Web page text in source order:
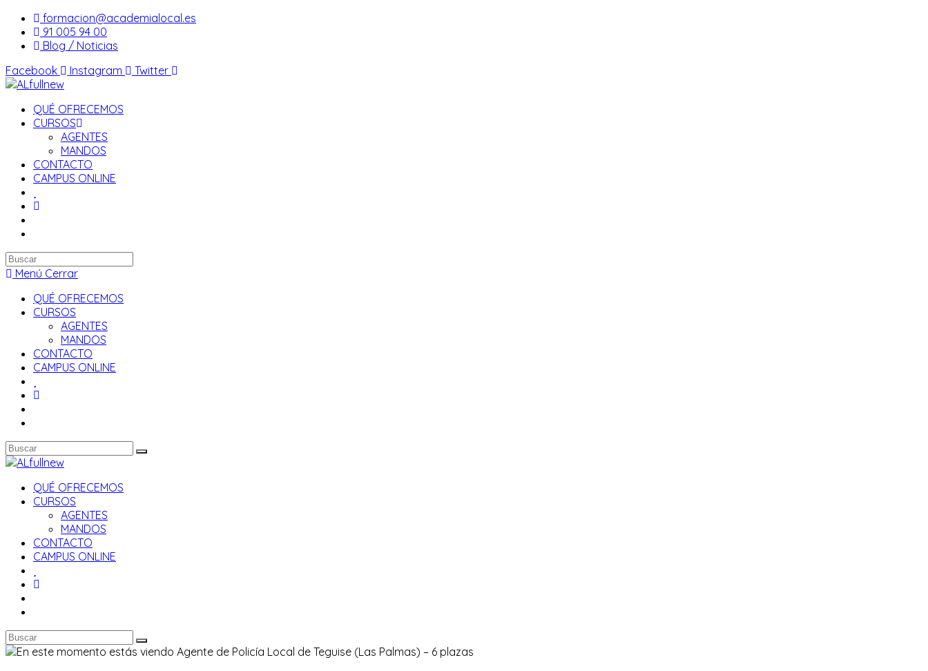
Saltar
contenido
formacion@academialocal.es
91 005 94 00
Blog / Noticias
Facebook
Instagram Twitter
QUÉ OFRECEMOS
CURSOS
AGENTES
MANDOS
CONTACTO
CAMPUS ONLINE
Buscar
en
web
Menú Cerrar
QUÉ OFRECEMOS
CURSOS
AGENTES
MANDOS
CONTACTO
CAMPUS ONLINE
QUÉ OFRECEMOS
CURSOS
AGENTES
MANDOS
CONTACTO
CAMPUS ONLINE